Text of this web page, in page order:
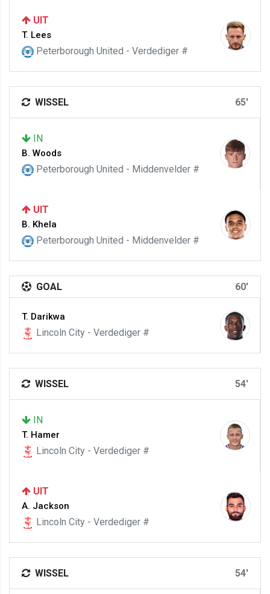
UIT
T. Lees
Peterborough United - Verdediger #
WISSEL 65'
IN
B. Woods
Peterborough United - Middenvelder #
UIT
B. Khela
Peterborough United - Middenvelder #
GOAL 60'
T. Darikwa
Lincoln City - Verdediger #
WISSEL 54'
IN
T. Hamer
Lincoln City - Verdediger #
UIT
A. Jackson
Lincoln City - Verdediger #
WISSEL 54'